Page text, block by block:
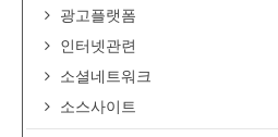
광고플랫폼
인터넷관련
소셜네트워크
소스사이트